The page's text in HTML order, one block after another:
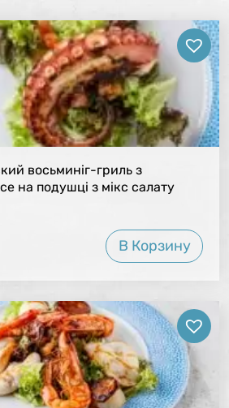
восьминіг-гриль з
на подушці з мікс салату
В Корзину